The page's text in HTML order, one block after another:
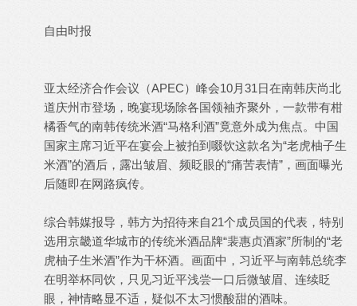
自由时报
亚太经济合作会议（APEC）峰会10月31日在南韩庆尚北
道庆州市登场，晚宴现场除各国领袖齐聚外，一款带有柑
橘香气的南韩传统米酒“马格利酒”竟意外成为焦点。中国
国家主席习近平在宴会上被拍到啜饮这款名为“老虎柚子生
米酒”的酒后，露出皱眉、频眨眼的“痛苦表情”，画面曝光
后随即在网路疯传。
综合韩媒报导，韩方为招待来自21个成员国的代表，特别
选用京畿道华城市的传统米酒品牌“裴惠贞酒家”所制的“老
虎柚子生米酒”作为干杯酒。画面中，习近平与南韩总统李
在明举杯同饮，只见习近平浅尝一口后微皱眉、连续眨
眼，神情略显不适，疑似不太习惯酸甜的酒味。